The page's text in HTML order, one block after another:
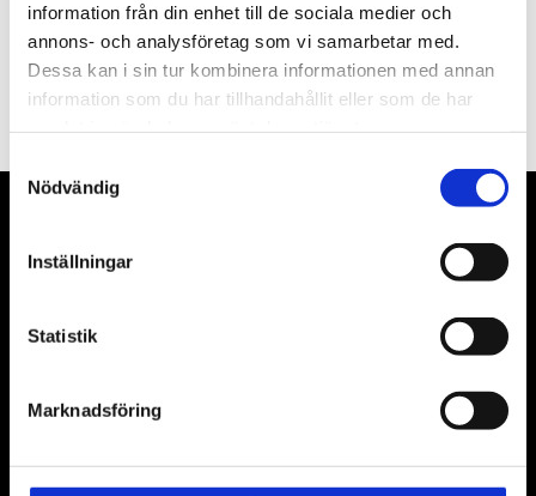
information från din enhet till de sociala medier och
annons- och analysföretag som vi samarbetar med.
Dessa kan i sin tur kombinera informationen med annan
information som du har tillhandahållit eller som de har
Nödvändig
Inställningar
Statistik
Marknadsföring
PRENUMERERA
Dina personuppgifter behandlas i enlighet med vårintegritetspolicy
Våra främsta leverantörer är KS Tools verktyg, ATH billyftar
& däckmaskiner och Master luftmaskiner. Kontakta oss
gärna om vad som helst då vi gör vårt yttersta för att hjälpa